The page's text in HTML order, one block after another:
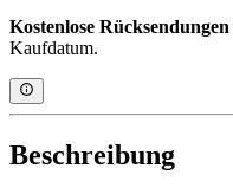
Kostenlose Rücksendungen
Kaufdatum.
Beschreibung